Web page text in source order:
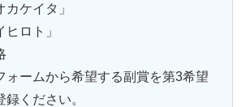
カケイタ」
ヒロト」
ォームから希望する副賞を第3希望
録ください。